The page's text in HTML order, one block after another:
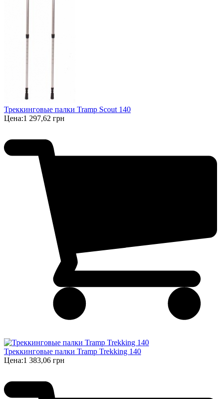
Треккинговые палки Tramp Scout 140
Цена:1 297,62 грн
Треккинговые палки Tramp Trekking 140
Цена:1 383,06 грн